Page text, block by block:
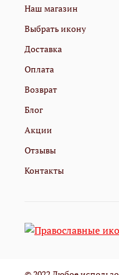
Наш магазин
Выбрать икону
Доставка
Оплата
Возврат
Блог
Акции
Отзывы
Контакты